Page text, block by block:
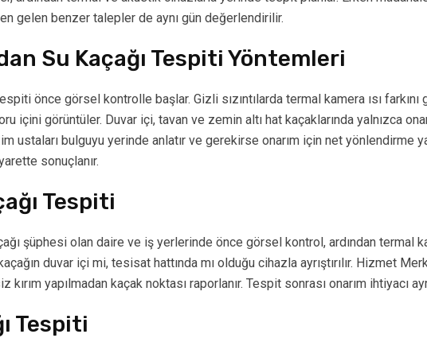
gelen benzer talepler de aynı gün değerlendirilir.
Su Kaçağı Tespiti Yöntemleri
önce görsel kontrolle başlar. Gizli sızıntılarda termal kamera ısı
içini görüntüler. Duvar içi, tavan ve zemin altı hat kaçaklarında yalnızca
ustaları bulguyu yerinde anlatır ve gerekirse onarım için net yönlendirme
sonuçlanır.
Tespiti
şüphesi olan daire ve iş yerlerinde önce görsel kontrol, ardından termal
duvar içi mi, tesisat hattında mı olduğu cihazla ayrıştırılır. Hizmet
yapılmadan kaçak noktası raporlanır. Tespit sonrası onarım ihtiyacı
Tespiti